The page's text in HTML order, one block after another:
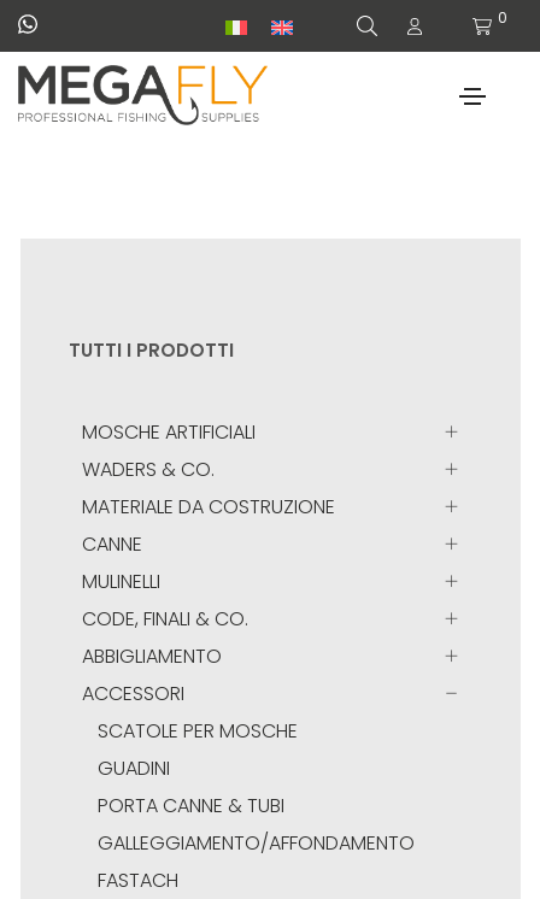
0
TUTTI I PRODOTTI
MOSCHE ARTIFICIALI
WADERS & CO.
MATERIALE DA COSTRUZIONE
CANNE
MULINELLI
CODE, FINALI & CO.
ABBIGLIAMENTO
ACCESSORI
SCATOLE PER MOSCHE
GUADINI
PORTA CANNE & TUBI
GALLEGGIAMENTO/AFFONDAMENTO
FASTACH